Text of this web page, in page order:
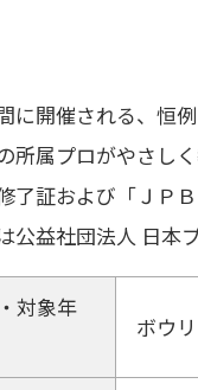
に開催される、恒例
所属プロがやさしく
了証および「ＪＰ
益社団法人 日本
対象年
ボウ